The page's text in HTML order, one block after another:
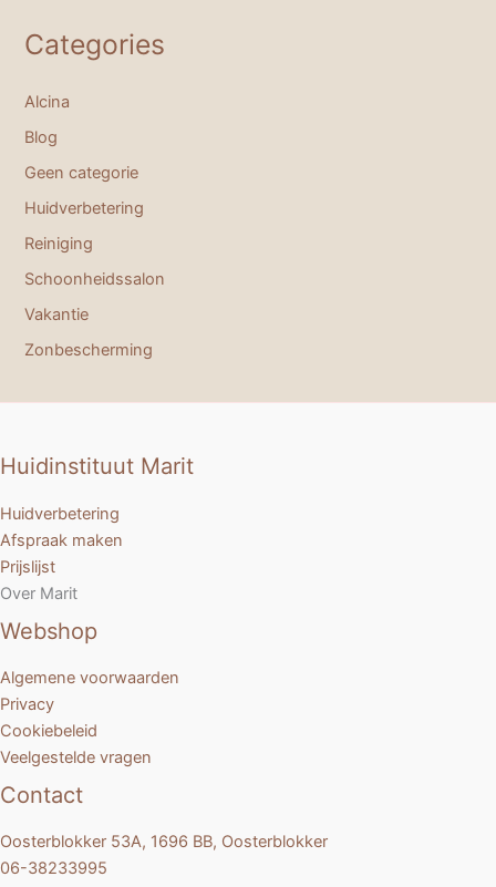
Categories
Alcina
Blog
Geen categorie
Huidverbetering
Reiniging
Schoonheidssalon
Vakantie
Zonbescherming
Huidinstituut Marit
Huidverbetering
Afspraak maken
Prijslijst
Over Marit
Webshop
Algemene voorwaarden
Privacy
Cookiebeleid
Veelgestelde vragen
Contact
Oosterblokker 53A, 1696 BB, Oosterblokker
06-38233995